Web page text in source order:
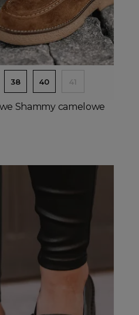
koszyka
38 40 41
Shammy camelowe